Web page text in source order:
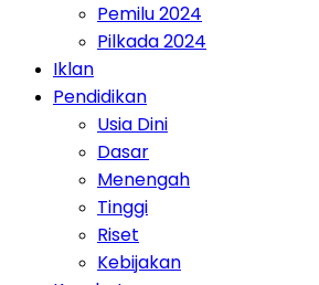
Pemilu 2024
Pilkada 2024
Iklan
Pendidikan
Usia Dini
Dasar
Menengah
Tinggi
Riset
Kebijakan